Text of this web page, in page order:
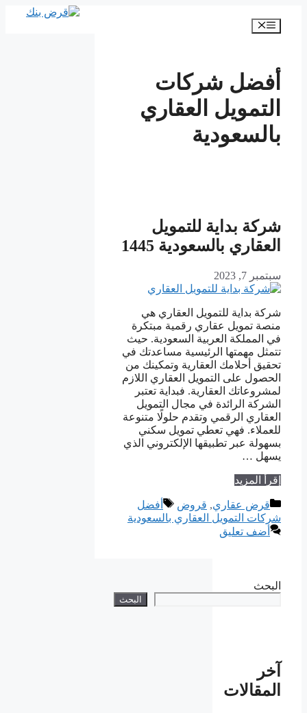
المحتوى
القائمة
أفضل شركات
التمويل العقاري
بالسعودية
شركة بداية للتمويل
العقاري بالسعودية 1445
سبتمبر 7, 2023
شركة بداية للتمويل العقاري هي
منصة تمويل عقاري رقمية مبتكرة
في المملكة العربية السعودية. حيث
تتمثل مهمتها الرئيسية مساعدتك في
تحقيق أحلامك العقارية وتمكينك من
الحصول على التمويل العقاري اللازم
لمشروعاتك العقارية. فبداية تعتبر
الشركة الرائدة في مجال التمويل
العقاري الرقمي وتقدم حلولًا متنوعة
للعملاء. فهي تعطي تمويل سكني
بسهولة عبر تطبيقها الإلكتروني الذي
يسهل …
إقرأ المزيد
التصنيفات
قرض عقاري, قروض الوسوم
أفضل
شركات التمويل العقاري بالسعودية
أضف تعليق
البحث
البحث
آخر
المقالات